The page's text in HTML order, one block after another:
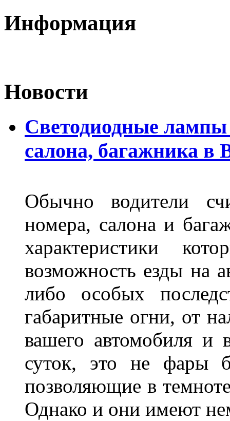
Информация
Новости
Светодиодные лампы
салона, багажника в
Обычно водители
номера, салона и
характеристики
возможность езды на
либо особых
габаритные огни, от
вашего автомобиля и
суток, это не фары
позволяющие в
Однако и они имеют